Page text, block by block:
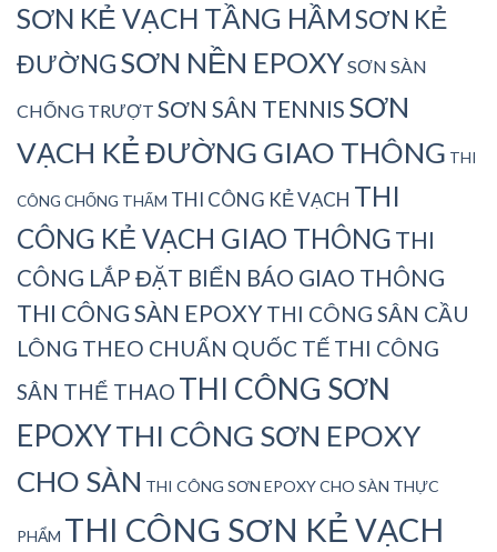
SƠN KẺ VẠCH TẦNG HẦMSƠN KẺ
ĐƯỜNGSƠN NỀN EPOXYSƠN SÀN
CHỐNG TRƯỢT SƠN SÂN TENNIS SƠN
VẠCH KẺ ĐƯỜNG GIAO THÔNG THI
CÔNG CHỐNG THẤM THI CÔNG KẺ VẠCH THI
CÔNG KẺ VẠCH GIAO THÔNG THI
CÔNG LẮP ĐẶT BIỂN BÁO GIAO THÔNG
THI CÔNG SÀN EPOXYTHI CÔNG SÂN CẦU
LÔNG THEO CHUẨN QUỐC TẾ THI CÔNG
SÂN THỂ THAO THI CÔNG SƠN
EPOXYTHI CÔNG SƠN EPOXY
CHO SÀN THI CÔNG SƠN EPOXY CHO SÀN THỰC
PHẨM THI CÔNG SƠN KẺ VẠCH